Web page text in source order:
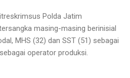
Polda Jatim
masing-masing berinisial
MHS (32) dan SST (51) sebagai
operator produksi.